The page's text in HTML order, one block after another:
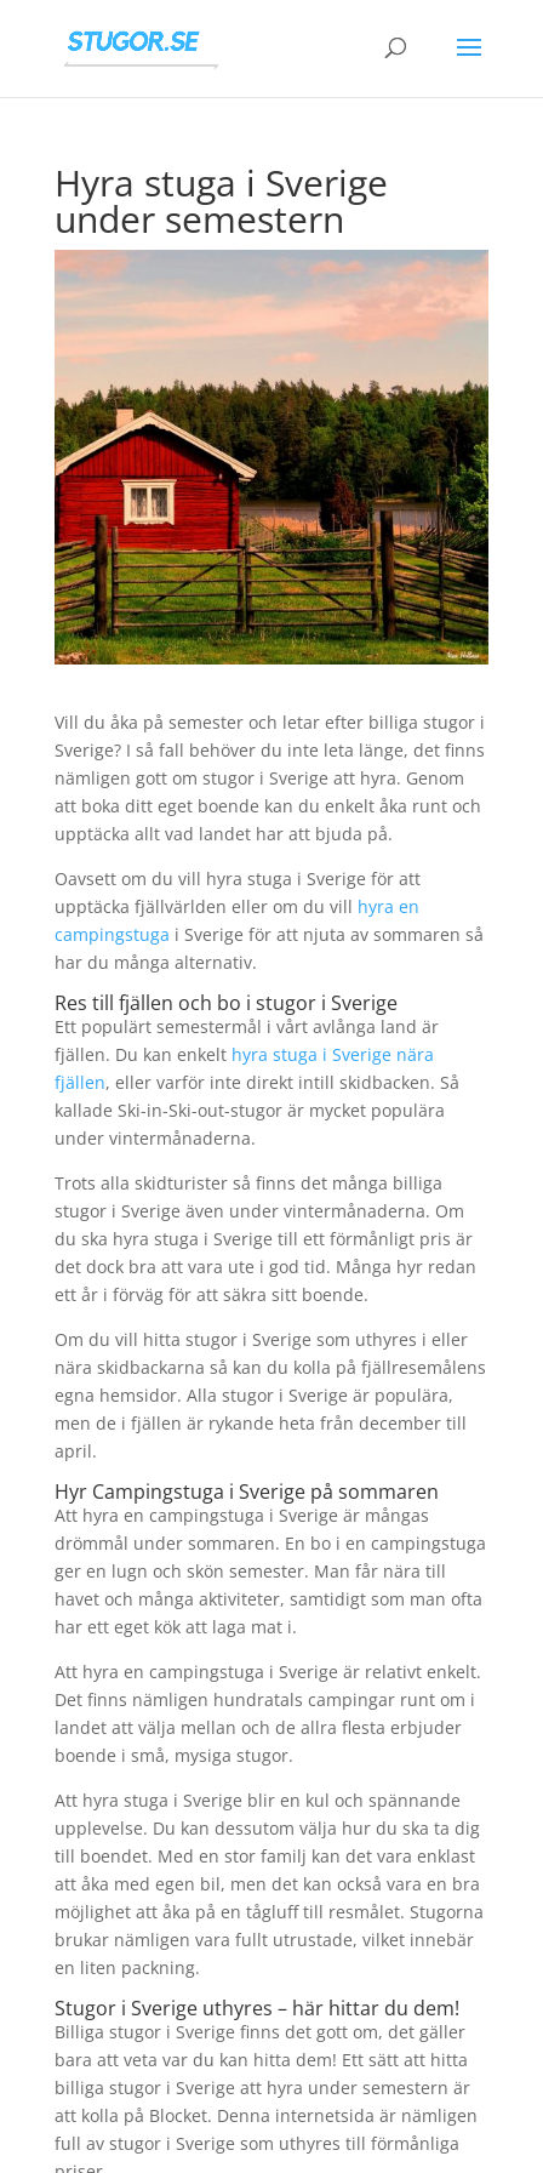
Hyra stuga i Sverige
under semestern
Vill du åka på semester och letar efter billiga stugor i
Sverige? I så fall behöver du inte leta länge, det finns
nämligen gott om stugor i Sverige att hyra. Genom
att boka ditt eget boende kan du enkelt åka runt och
upptäcka allt vad landet har att bjuda på.
Oavsett om du vill hyra stuga i Sverige för att
upptäcka fjällvärlden eller om du vill hyra en
campingstuga i Sverige för att njuta av sommaren så
har du många alternativ.
Res till fjällen och bo i stugor i Sverige
Ett populärt semestermål i vårt avlånga land är
fjällen. Du kan enkelt hyra stuga i Sverige nära
fjällen, eller varför inte direkt intill skidbacken. Så
kallade Ski-in-Ski-out-stugor är mycket populära
under vintermånaderna.
Trots alla skidturister så finns det många billiga
stugor i Sverige även under vintermånaderna. Om
du ska hyra stuga i Sverige till ett förmånligt pris är
det dock bra att vara ute i god tid. Många hyr redan
ett år i förväg för att säkra sitt boende.
Om du vill hitta stugor i Sverige som uthyres i eller
nära skidbackarna så kan du kolla på fjällresemålens
egna hemsidor. Alla stugor i Sverige är populära,
men de i fjällen är rykande heta från december till
april.
Hyr Campingstuga i Sverige på sommaren
Att hyra en campingstuga i Sverige är mångas
drömmål under sommaren. En bo i en campingstuga
ger en lugn och skön semester. Man får nära till
havet och många aktiviteter, samtidigt som man ofta
har ett eget kök att laga mat i.
Att hyra en campingstuga i Sverige är relativt enkelt.
Det finns nämligen hundratals campingar runt om i
landet att välja mellan och de allra flesta erbjuder
boende i små, mysiga stugor.
Att hyra stuga i Sverige blir en kul och spännande
upplevelse. Du kan dessutom välja hur du ska ta dig
till boendet. Med en stor familj kan det vara enklast
att åka med egen bil, men det kan också vara en bra
möjlighet att åka på en tågluff till resmålet. Stugorna
brukar nämligen vara fullt utrustade, vilket innebär
en liten packning.
Stugor i Sverige uthyres – här hittar du dem!
Billiga stugor i Sverige finns det gott om, det gäller
bara att veta var du kan hitta dem! Ett sätt att hitta
billiga stugor i Sverige att hyra under semestern är
att kolla på Blocket. Denna internetsida är nämligen
full av stugor i Sverige som uthyres till förmånliga